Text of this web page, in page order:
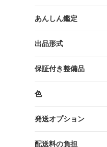
あんしん鑑定
出品形式
保証付き整備品
色
発送オプション
配送料の負担